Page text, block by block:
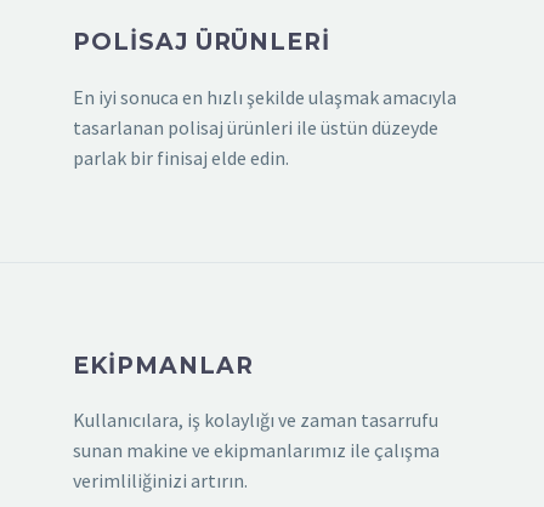
POLİSAJ ÜRÜNLERİ
En iyi sonuca en hızlı şekilde ulaşmak amacıyla
tasarlanan polisaj ürünleri ile üstün düzeyde
parlak bir finisaj elde edin.
EKİPMANLAR
Kullanıcılara, iş kolaylığı ve zaman tasarrufu
sunan makine ve ekipmanlarımız ile çalışma
verimliliğinizi artırın.